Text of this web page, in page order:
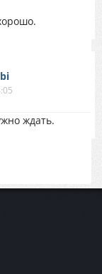
ждать.